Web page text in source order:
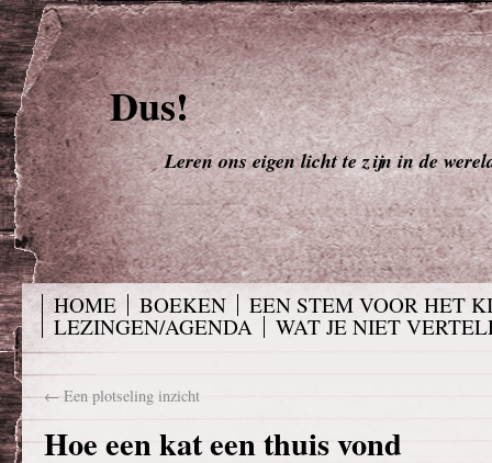
Dus!
Leren ons eigen licht te zijn in de
HOME BOEKEN
EEN STEM VOOR HET
LEZINGEN/AGENDA
WAT JE NIET
← Een plotseling inzicht
Hoe een kat een thuis vond